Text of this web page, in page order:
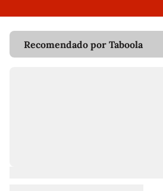
Recomendado por Taboola